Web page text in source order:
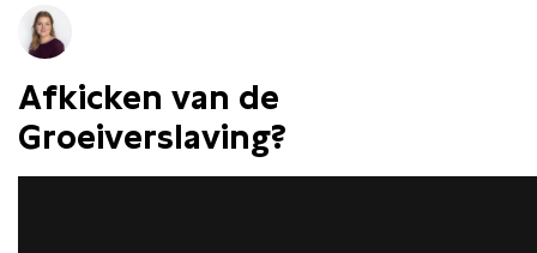
Afkicken van de
Groeiverslaving?